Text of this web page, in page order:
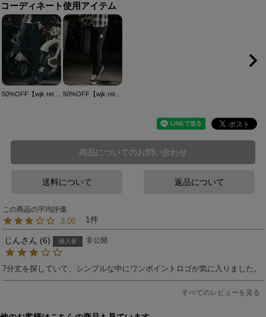
コーディネート使用アイテム
商品についてのお問い合わせ
送料について 返品について
3.00 1
じん 6 購入者 非公開
7分丈を探していて、シンプルな中にワンポイントロゴが気に入りました。
すべてのレビューを見る